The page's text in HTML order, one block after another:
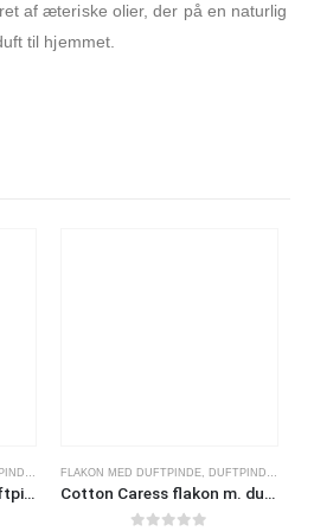
af æteriske olier, der på en naturlig
til hjemmet.
,MAISON BERGER
Silk Touch Flakon m. duftpinde bouquet
FLAKON MED DUFTPINDE DUFTPINDE BOUQUET
Cotton Caress flakon m. duftpinde bouquet